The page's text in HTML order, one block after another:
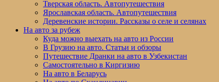
Тверская область. Автопутешествия
Ярославская область. Автопутешествия
Деревенские истории. Рассказы о селе и селянах
На авто за рубеж
Куда можно выехать на авто из России
В Грузию на авто. Статьи и обзоры
Путешествие Дранки на авто в Узбекистан
Самостоятельно в Киргизию
На авто в Беларусь